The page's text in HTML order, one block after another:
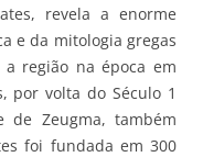
revela a enorme
e da mitologia gregas
região na época em
por volta do Século 1
de Zeugma, também
foi fundada em 300